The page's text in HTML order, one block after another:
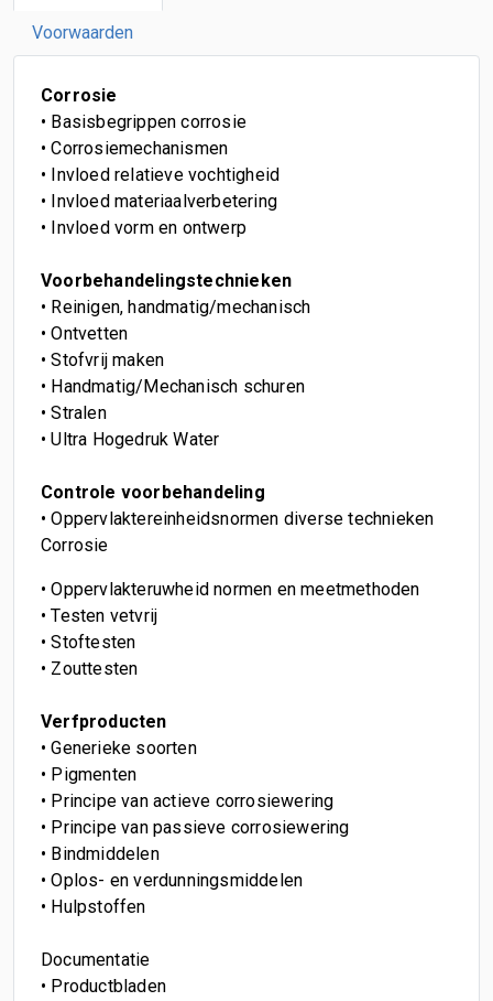
Voorwaarden
Corrosie
• Basisbegrippen corrosie
• Corrosiemechanismen
• Invloed relatieve vochtigheid
• Invloed materiaalverbetering
• Invloed vorm en ontwerp
Voorbehandelingstechnieken
• Reinigen, handmatig/mechanisch
• Ontvetten
• Stofvrij maken
• Handmatig/Mechanisch schuren
• Stralen
• Ultra Hogedruk Water
Controle voorbehandeling
• Oppervlaktereinheidsnormen diverse technieken
Corrosie
• Oppervlakteruwheid normen en meetmethoden
• Testen vetvrij
• Stoftesten
• Zouttesten
Verfproducten
• Generieke soorten
• Pigmenten
• Principe van actieve corrosiewering
• Principe van passieve corrosiewering
• Bindmiddelen
• Oplos- en verdunningsmiddelen
• Hulpstoffen
Documentatie
• Productbladen